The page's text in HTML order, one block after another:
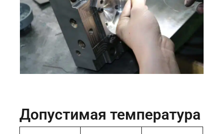
Допустимая температура